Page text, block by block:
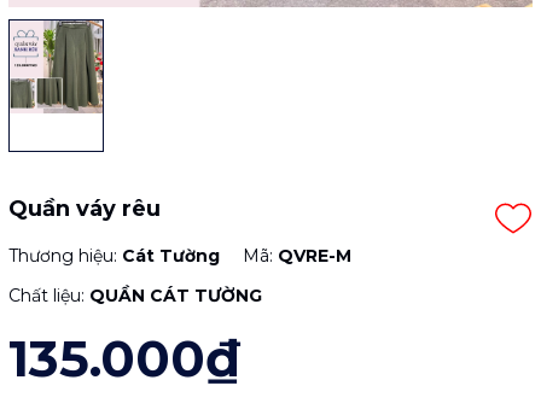
Quần váy rêu
Thương hiệu: Cát Tường Mã: QVRE-M
Chất liệu: QUẦN CÁT TƯỜNG
135.000₫